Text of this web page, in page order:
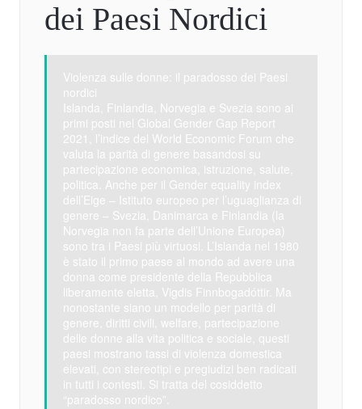
dei Paesi Nordici
Violenza sulle donne: il paradosso dei Paesi
nordici
Islanda, Finlandia, Norvegia e Svezia sono ai
primi posti nel Global Gender Gap Report
2021, l’indice del World Economic Forum che
valuta la parità di genere basandosi su
partecipazione economica, istruzione, salute,
politica. Anche per il Gender equality index
dell’Eige – Istituto europeo per l’uguaglianza di
genere – Svezia, Danimarca e Finlandia (la
Norvegia non fa parte dell’Unione Europea)
sono tra i Paesi più virtuosi. L’Islanda nel 1980
è stato il primo paese al mondo ad avere una
donna come presidente della Repubblica
liberamente eletta, Vigdis Finnbogadóttir. Ma
nonostante siano un modello per parità di
genere, diritti civili, welfare, partecipazione
delle donne alla vita politica e sociale, questi
paesi mostrano tassi di violenza domestica
elevati, con stereotipi e pregiudizi ben radicati
in tutti i contesti. Si tratta del cosiddetto
“paradosso nordico”.